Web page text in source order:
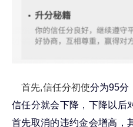
首先,信任分初使分为95分
信任分就会下降，下降以后
首先取消的违约金会增高，